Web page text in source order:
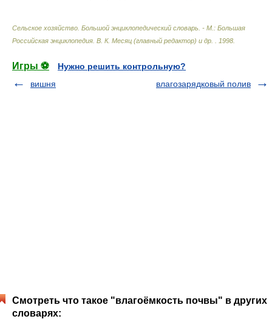
Сельское хозяйство. Большой энциклопедический словарь. - М.: Большая
Российская энциклопедия В. К. Месяц (главный редактор) и др. 1998
Игры ⚽
Нужно решить контрольную?
вишня
влагозарядковый полив
Смотреть что такое "влагоёмкость почвы" в других
словарях: